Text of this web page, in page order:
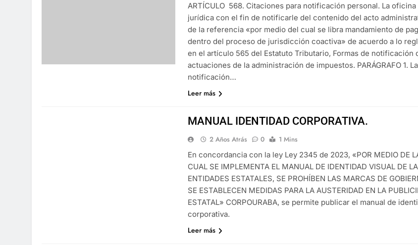
ARTÍCULO 568. Citaciones para notificación personal. La oficina
jurídica con el fin de notificarle del contenido del acto
de la referencia «por medio del cual se libra mandamiento de
dentro del proceso de jurisdicción coactiva» de acuerdo a lo
en el artículo 565 del Estatuto Tributario, Formas de notificación
actuaciones de la administración de impuestos. PARÁGRAFO 1. La
notificación…
Leer más
MANUAL IDENTIDAD CORPORATIVA.
2 Años Atrás 0
1 Mins
En concordancia con la ley Ley 2345 de 2023, «POR MEDIO DE
CUAL SE IMPLEMENTA EL MANUAL DE IDENTIDAD VISUAL DE
ENTIDADES ESTATALES, SE PROHÍBEN LAS MARCAS DE
SE ESTABLECEN MEDIDAS PARA LA AUSTERIDAD EN LA
ESTATAL» CORPOURABA, se permite publicar el manual de
corporativa.
Leer más